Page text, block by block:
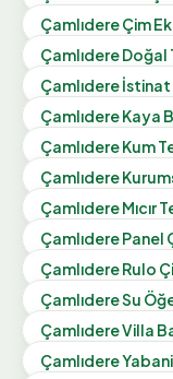
ÇamlıdereÇim
ÇamlıdereDoğal
Çamlıdereİstinat
ÇamlıdereKaya
ÇamlıdereKum
Çamlıdere
ÇamlıdereMıcır
ÇamlıderePanel
ÇamlıdereRulo
ÇamlıdereSu
ÇamlıdereVilla
Çamlıdere